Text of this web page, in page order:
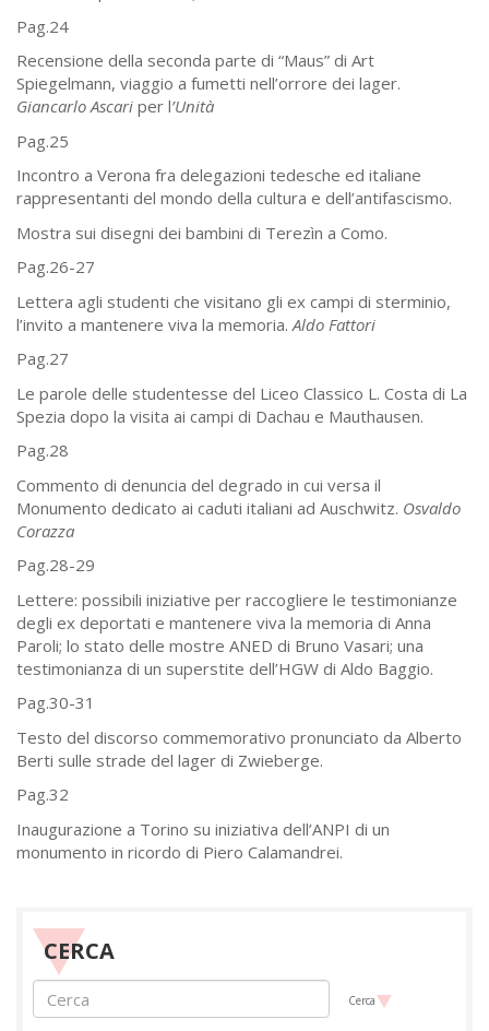
Pag.24
Recensione della seconda parte di “Maus” di Art
Spiegelmann, viaggio a fumetti nell’orrore dei lager.
Giancarlo Ascari per l’Unità
Pag.25
Incontro a Verona fra delegazioni tedesche ed italiane
rappresentanti del mondo della cultura e dell’antifascismo.
Mostra sui disegni dei bambini di Terezìn a Como.
Pag.26-27
Lettera agli studenti che visitano gli ex campi di sterminio,
l’invito a mantenere viva la memoria. Aldo Fattori
Pag.27
Le parole delle studentesse del Liceo Classico L. Costa di La
Spezia dopo la visita ai campi di Dachau e Mauthausen.
Pag.28
Commento di denuncia del degrado in cui versa il
Monumento dedicato ai caduti italiani ad Auschwitz. Osvaldo
Corazza
Pag.28-29
Lettere: possibili iniziative per raccogliere le testimonianze
degli ex deportati e mantenere viva la memoria di Anna
Paroli; lo stato delle mostre ANED di Bruno Vasari; una
testimonianza di un superstite dell’HGW di Aldo Baggio.
Pag.30-31
Testo del discorso commemorativo pronunciato da Alberto
Berti sulle strade del lager di Zwieberge.
Pag.32
Inaugurazione a Torino su iniziativa dell’ANPI di un
monumento in ricordo di Piero Calamandrei.
CERCA
Cerca